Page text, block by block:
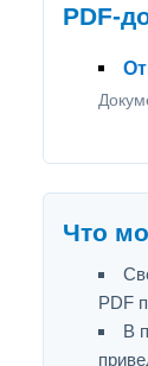
PDF-
Что
PDF
В